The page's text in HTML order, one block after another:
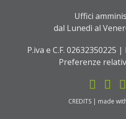
Uffici
dal Lunedì al
P.iva e C.F. 02632350225 |
Preferenze
CREDITS | made